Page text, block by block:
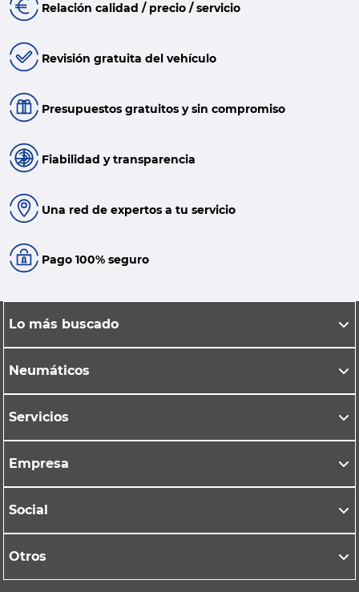
Relación calidad / precio / servicio
Revisión gratuita del vehículo
Presupuestos gratuitos y sin compromiso
Fiabilidad y transparencia
Una red de expertos a tu servicio
Pago 100% seguro
Lo más buscado
Neumáticos
Servicios
Empresa
Social
Otros